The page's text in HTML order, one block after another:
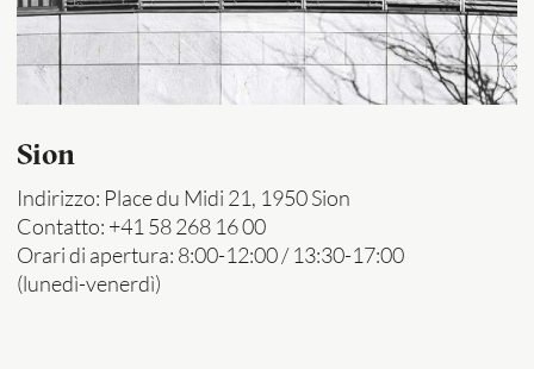
Sion
Indirizzo: Place du Midi 21, 1950 Sion
Contatto: +41 58 268 16 00
Orari di apertura: 8:00-12:00 / 13:30-17:00
(lunedì-venerdì)